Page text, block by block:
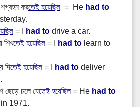
করতেই হয়েছিল= He had to
= I had to drive a car.
শিখতেই হয়েছিল= I had to learn to
দিতেই হয়েছিল= I had to deliver
ছেড়ে চলে যেতেই হয়েছিল= He had to
1971.